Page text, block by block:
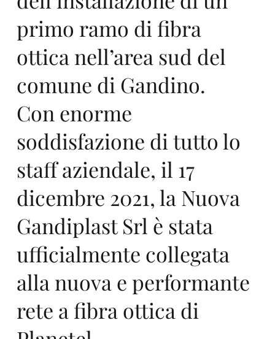
primo ramo di fibra
ottica nell’area sud del
comune di Gandino.
Con enorme
soddisfazione di tutto lo
staff aziendale, il 17
dicembre 2021, la Nuova
Gandiplast Srl è stata
ufficialmente collegata
alla nuova e performante
rete a fibra ottica di
ck
elt
e